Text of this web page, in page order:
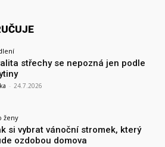
střechy se nepozná jen podle
- 24.7.2026
ženy
si vybrat vánoční stromek, který
ozdobou domova